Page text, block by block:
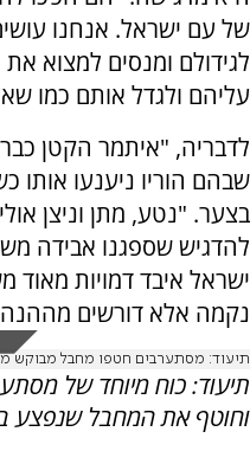
של עם ישראל. אנחנו
לגידולם ומנסים למצוא
עליהם ולגדל אותם כמו
לדבריה, "איתמר הקטן
שבהם הוריו ניענעו אותו
בצער. "נטע, מתן וניצן
להדגיש שספגנו אבידה
ישראל איבד דמויות מאוד
נקמה אלא דורשים
תיעוד: מסתערבים חטפו מחבל מבוקש
תיעוד: כוח מיוחד של
וחוטף את המחבל שנפצע